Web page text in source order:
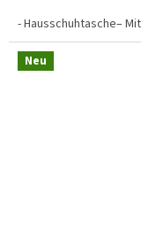
- Hausschuhtasche–
Neu